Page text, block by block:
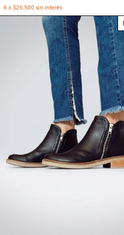
6 x $26.500 sin interés